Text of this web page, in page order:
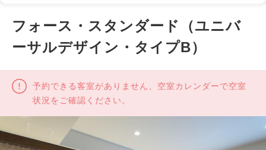
フォース・スタンダード（ユニバ
ーサルデザイン・タイプB）
予約できる客室がありません、空室カレンダーで空室
状況をご確認ください。